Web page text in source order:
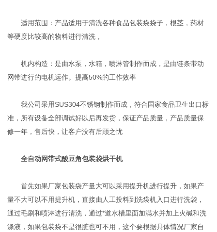
适用范围：产品适用于清洗各种食品包装袋袋子，根茎，药材
等硬度比较高的物料进行清洗，
机内构造：是由水泵，水箱，喷淋管制作而成，是由链条带动
网带进行的电机运作。提高50%的工作效率
我公司采用SUS304不锈钢制作而成，符合国家食品卫生出口标
准，所有设备全部调试好以后再发货，保证产品质量，产品质量保
修一年，售后快，让客户没有后顾之忧
全自动网带式酸豆角包装袋烘干机
首先如果厂家包装袋产量大可以采用提升机进行提升，如果产
量不大可以不用提升机，直接由人工投料到洗袋机入口进行洗袋，
通过毛刷和喷淋进行清洗，通过*道水槽里面加满水并加上火碱和洗
涤液，如果包装袋不是很脏也可不用，这个要根据具体情况厂家自